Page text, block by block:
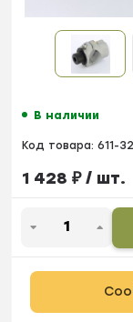
В наличии
Код товара: 611-
1 428 ₽/ шт.